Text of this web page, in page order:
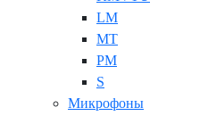
LM
MT
PM
S
Микрофоны